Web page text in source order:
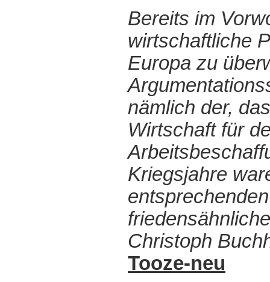
Bereits im
wirtschaftliche
Europa zu
nämlich der,
Wirtschaft für
Kriegsjahre
Christoph
Tooze-neu